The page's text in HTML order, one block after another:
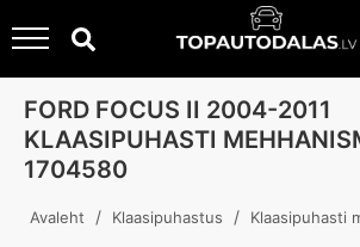
FORD FOCUS II 2004-2011
KLAASIPUHASTI
1704580
Avaleht / Klaasipuhastus / Klaasipuhasti